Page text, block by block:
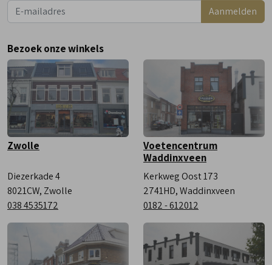
Woensdag
9:00 - 18:00
Vrijdag
Zaterdag
9:00 - 17:00
Aanmelden
Bezoek onze winkels
Zwolle
Diezerkade 4
8021CW, Zwolle
038 4535172
Voetencentrum
Waddinxveen
Kerkweg Oost 173
2741HD, Waddinxveen
0182 - 612012